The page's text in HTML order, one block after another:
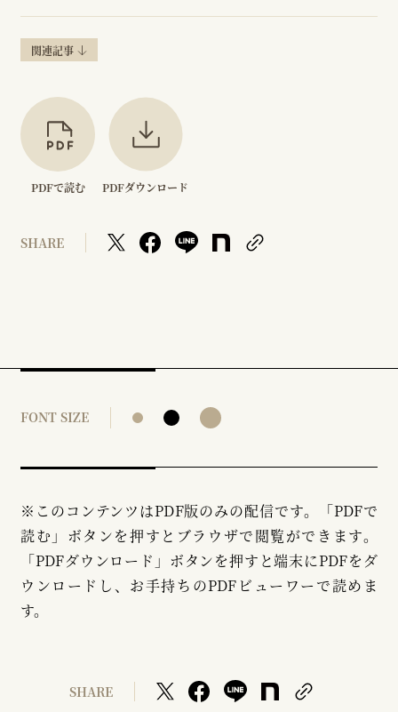
関連記事
PDFで読む PDFダウンロード
SHARE
FONT SIZE
※このコンテンツはPDF版のみの配信です。「PDFで
読む」ボタンを押すとブラウザで閲覧ができます。
「PDFダウンロード」ボタンを押すと端末にPDFをダ
ウンロードし、お手持ちのPDFビューワーで読めま
す。
SHARE